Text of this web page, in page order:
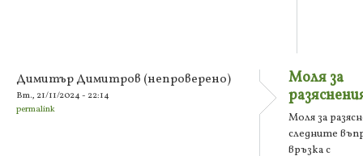
Димитър Димитров (непроверено)
Вт., 21/11/2024 - 22:14
permalink
Моля за
Моля за
следните
връзка с